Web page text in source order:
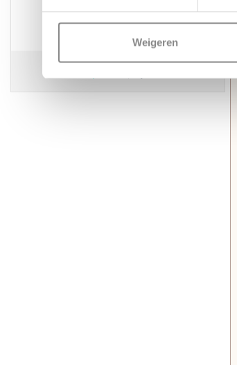
Weigeren
10/10 Kraayenbrink